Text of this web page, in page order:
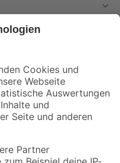
mehr verpassen!